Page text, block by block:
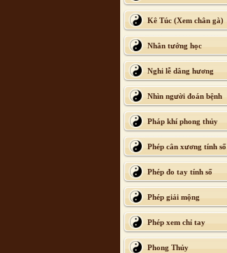
Kê Túc (Xem chân gà)
Nhân tướng học
Nghi lễ dâng hương
Nhìn người đoán bệnh
Pháp khí phong thủy
Phép cân xương tính số
Phép đo tay tính số
Phép giải mộng
Phép xem chỉ tay
Phong Thủy